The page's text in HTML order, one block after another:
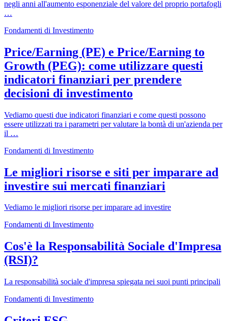
negli anni all'aumento esponenziale del valore del proprio portafogli
…
Fondamenti di Investimento
Price/Earning (PE) e Price/Earning to
Growth (PEG): come utilizzare questi
indicatori finanziari per prendere
decisioni di investimento
Vediamo questi due indicatori finanziari e come questi possono
essere utilizzati tra i parametri per valutare la bontà di un'azienda per
il …
Fondamenti di Investimento
Le migliori risorse e siti per imparare ad
investire sui mercati finanziari
Vediamo le migliori risorse per imparare ad investire
Fondamenti di Investimento
Cos'è la Responsabilità Sociale d'Impresa
(RSI)?
La responsabilità sociale d'impresa spiegata nei suoi punti principali
Fondamenti di Investimento